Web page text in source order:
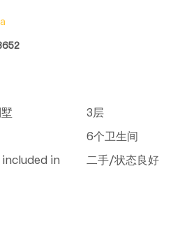
3层
6个卫生间
in
二手/状态良好